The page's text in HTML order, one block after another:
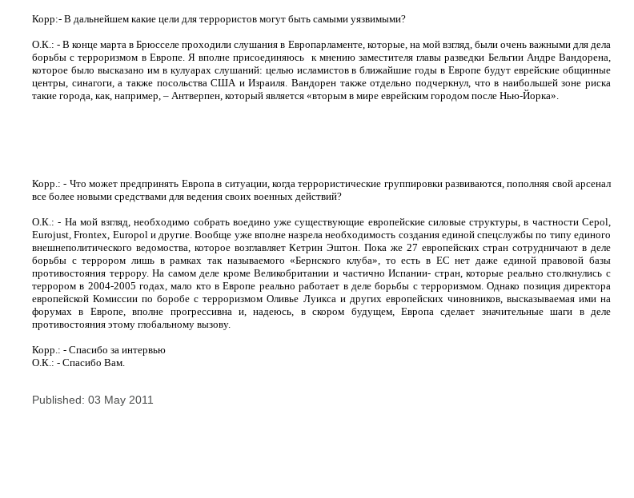
Корр:- В дальнейшем какие цели для террористов могут быть самыми уязвимыми?
О.К.: - В конце марта в Брюсселе проходили слушания в Европарламенте, которые, на мой взгляд, были очень важными для дела
борьбы с терроризмом в Европе. Я вполне присоединяюсь к мнению заместителя главы разведки Бельгии Андре Вандорена,
которое было высказано им в кулуарах слушаний: целью исламистов в ближайшие годы в Европе будут еврейские общинные
центры, синагоги, а также посольства США и Израиля. Вандорен также отдельно подчеркнул, что в наибольшей зоне риска
такие города, как, например, – Антверпен, который является «вторым в мире еврейским городом после Нью-Йорка».
Корр.: - Что может предпринять Европа в ситуации, когда террористические группировки развиваются, пополняя свой арсенал
все более новыми средствами для ведения своих военных действий?
О.К.: - На мой взгляд, необходимо собрать воедино уже существующие европейские силовые структуры, в частности Cepol
Eurojust ,Frontex Europol и другие. Вообще уже вполне назрела необходимость создания единой спецслужбы по типу единого
внешнеполитического ведомоства, которое возглавляет Кетрин Эштон. Пока же 27 европейских стран сотрудничают в деле
борьбы с террором лишь в рамках так называемого «Бернского клуба», то есть в ЕС нет даже единой правовой базы
противостояния террору. На самом деле кроме Великобритании и частично Испании- стран, которые реально столкнулись с
террором в 2004-2005 годах, мало кто в Европе реально работает в деле борьбы с терроризмом. Однако позиция директора
европейской Комиссии по боробе с терроризмом Оливье Луикса и других европейских чиновников, высказываемая ими на
форумах в Европе, вполне прогрессивна и, надеюсь, в скором будущем, Европа сделает значительные шаги в деле
противостояния этому глобальному вызову.
Корр.: - Спасибо за интервью
О.К.: - Спасибо Вам.
Published: 03 May 2011